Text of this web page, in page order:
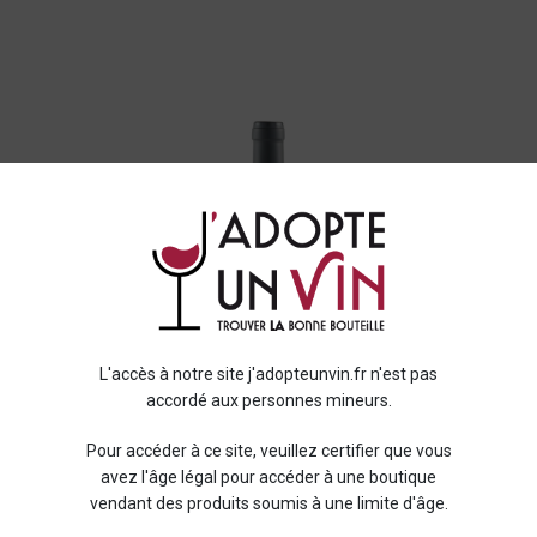
L'accès à notre site j'adopteunvin.fr n'est pas
accordé aux personnes mineurs.
Pour accéder à ce site, veuillez certifier que vous
avez l'âge légal pour accéder à une boutique
vendant des produits soumis à une limite d'âge.